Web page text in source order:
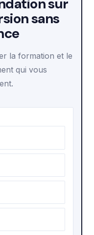
sans
la formation et le
qui vous